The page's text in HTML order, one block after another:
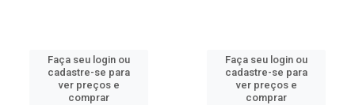
Faça seu login ou
cadastre-se para
ver preços e
comprar
Faça seu login ou
cadastre-se para
ver preços e
comprar